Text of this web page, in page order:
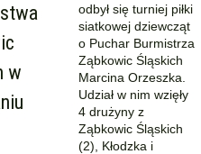
w
odbył się turniej piłki
siatkowej dziewcząt
o Puchar Burmistrza
Ząbkowic Śląskich
Marcina Orzeszka.
Udział w nim wzięły
4 drużyny z
Ząbkowic Śląskich
(2), Kłodzka i